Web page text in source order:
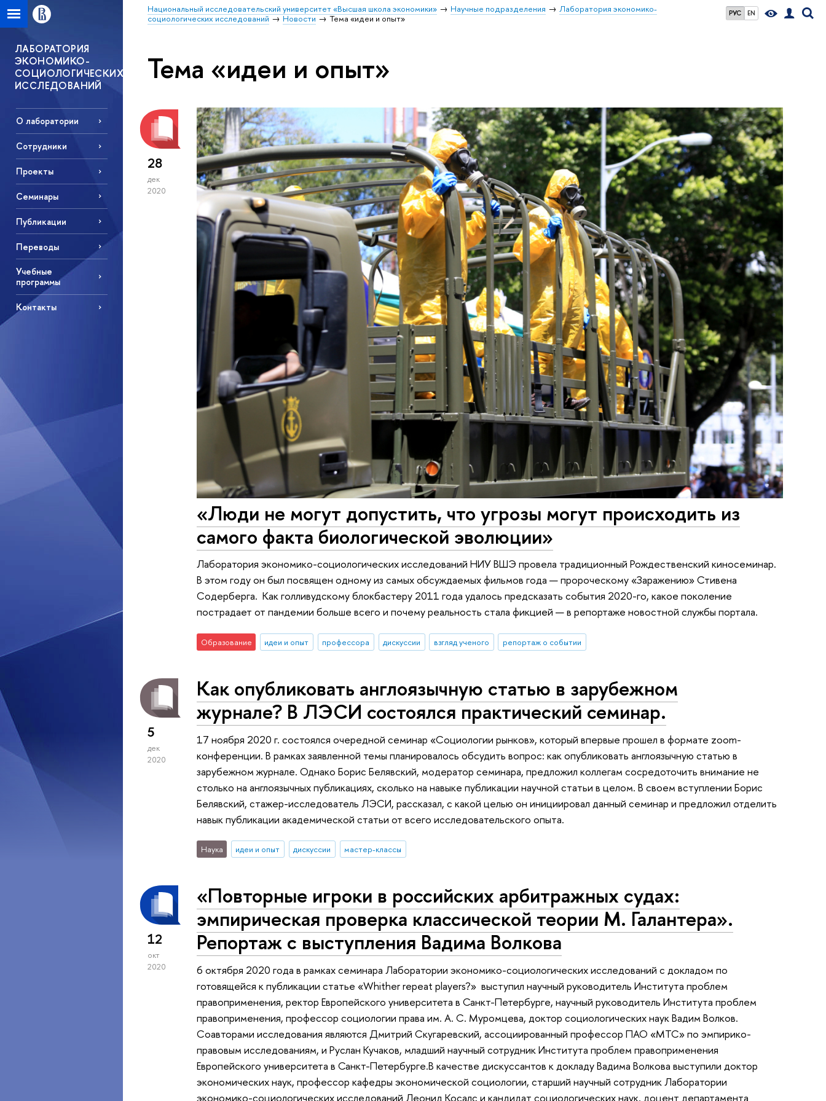
РУС EN
Национальный исследовательский университет «Высшая школа экономики» Научные подразделения
Лаборатория экономико-
социологических исследований
Новости Тема «идеи и опыт»
ЛАБОРАТОРИЯ
ЭКОНОМИКО-
СОЦИОЛОГИЧЕСКИХ
ИССЛЕДОВАНИЙ
О лаборатории
Сотрудники
Проекты
Семинары
Публикации
Переводы
Учебные
программы
Контакты
Тема «идеи и опыт»
28
дек
2020
«Люди не могут допустить, что угрозы могут происходить из
самого факта биологической эволюции»
Лаборатория экономико-социологических исследований НИУ ВШЭ провела традиционный Рождественский киносеминар.
В этом году он был посвящен одному из самых обсуждаемых фильмов года — пророческому «Заражению» Стивена
Содерберга. Как голливудскому блокбастеру 2011 года удалось предсказать события 2020-го, какое поколение
пострадает от пандемии больше всего и почему реальность стала фикцией — в репортаже новостной службы портала.
Образование идеи и опыт профессора дискуссии взгляд ученого репортаж о событии
5
дек
2020
Как опубликовать англоязычную статью в зарубежном
журнале? В ЛЭСИ состоялся практический семинар.
17 ноября 2020 г. состоялся очередной семинар «Социологии рынков», который впервые прошел в формате zoom-
конференции. В рамках заявленной темы планировалось обсудить вопрос: как опубликовать англоязычную статью в
зарубежном журнале. Однако Борис Белявский, модератор семинара, предложил коллегам сосредоточить внимание не
столько на англоязычных публикациях, сколько на навыке публикации научной статьи в целом. В своем вступлении Борис
Белявский, стажер-исследователь ЛЭСИ, рассказал, с какой целью он инициировал данный семинар и предложил отделить
навык публикации академической статьи от всего исследовательского опыта.
Наука идеи и опыт дискуссии мастер-классы
12
окт
2020
«Повторные игроки в российских арбитражных судах:
эмпирическая проверка классической теории М. Галантера».
Репортаж с выступления Вадима Волкова
6 октября 2020 года в рамках семинара Лаборатории экономико-социологических исследований с докладом по
готовящейся к публикации статье «Whither repeat players?» выступил научный руководитель Института проблем
правоприменения, ректор Европейского университета в Санкт-Петербурге, научный руководитель Института проблем
правоприменения, профессор социологии права им. А. С. Муромцева, доктор социологических наук Вадим Волков.
Соавторами исследования являются Дмитрий Скугаревский, ассоциированный профессор ПАО «МТС» по эмпирико-
правовым исследованиям, и Руслан Кучаков, младший научный сотрудник Института проблем правоприменения
Европейского университета в Санкт-Петербурге.В качестве дискуссантов к докладу Вадима Волкова выступили доктор
экономических наук, профессор кафедры экономической социологии, старший научный сотрудник Лаборатории
экономико-социологических исследований Леонид Косалс и кандидат социологических наук, доцент департамента